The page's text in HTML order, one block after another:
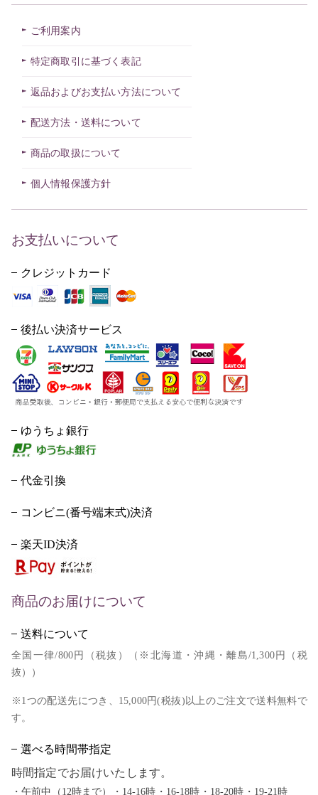
ご利用案内
特定商取引に基づく表記
返品およびお支払い方法について
配送方法・送料について
商品の取扱について
個人情報保護方針
お支払いについて
クレジットカード
後払い決済サービス
ゆうちょ銀行
代金引換
コンビニ(番号端末式)決済
楽天ID決済
商品のお届けについて
送料について
全国一律/800円（税抜）（※北海道・沖縄・離島/1,300円（税
抜））
※1つの配送先につき、15,000円(税抜)以上のご注文で送料無料で
す。
選べる時間帯指定
時間指定でお届けいたします。
・午前中（12時まで）・14-16時・16-18時・18-20時・19-21時